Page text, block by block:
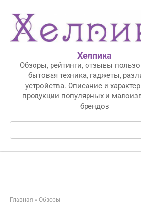
контенту
Хелпика
Обзоры, рейтинги, отзывы
бытовая техника, гаджеты,
устройства. Описание и
продукции популярных и
брендов
Поиск:
Главная » Обзоры